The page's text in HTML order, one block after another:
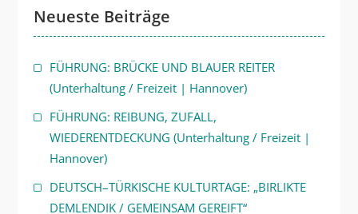
Neueste Beiträge
FÜHRUNG: BRÜCKE UND BLAUER REITER
(Unterhaltung / Freizeit | Hannover)
FÜHRUNG: REIBUNG, ZUFALL,
WIEDERENTDECKUNG (Unterhaltung / Freizeit |
Hannover)
DEUTSCH–TÜRKISCHE KULTURTAGE: „BIRLIKTE
DEMLENDIK / GEMEINSAM GEREIFT“